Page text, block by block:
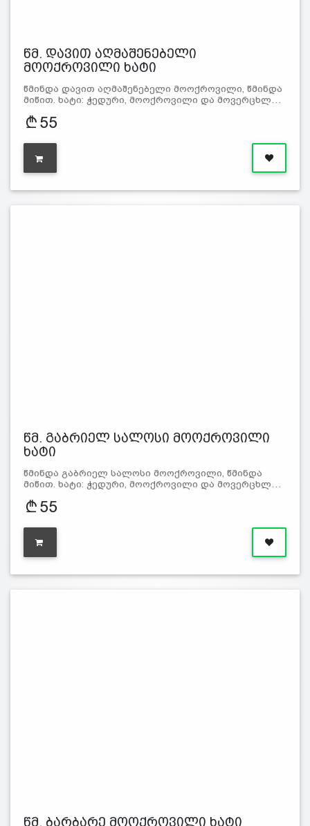
წმ. დავით აღმაშენებელი
მოოქროვილი ხატი
წმინდა დავით აღმაშენებელი მოოქროვილი, წმინდა
მიწით. ხატი: ჭედური, მოოქროვილი და მოვერცხლ…
55
წმ. გაბრიელ სალოსი მოოქროვილი
ხატი
წმინდა გაბრიელ სალოსი მოოქროვილი, წმინდა
მიწით. ხატი: ჭედური, მოოქროვილი და მოვერცხლ…
55
წმ. ბარბარე მოოქროვილი ხატი